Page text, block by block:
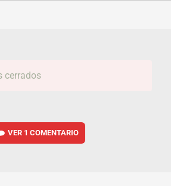
cerrados
VER 1 COMENTARIO